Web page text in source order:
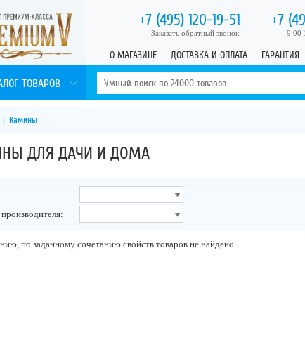
+7 (495) 120-19-51 +7
Заказать обратный звонок
О МАГАЗИНЕ ДОСТАВКА И ОПЛАТА ГАРАНТИЯ
ТОВАРОВ
| Камины
ДЛЯ ДАЧИ И ДОМА
по заданному сочетанию свойств товаров не найдено.